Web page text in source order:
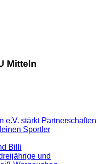
Mitteln
e.V. stärkt Partnerschaften
Sportler
Billi
und